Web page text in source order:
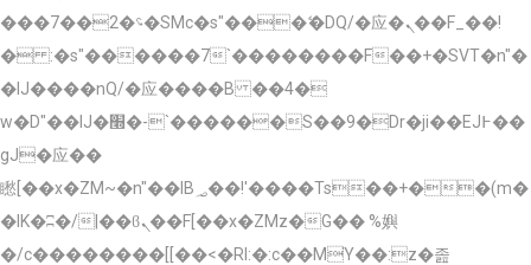
���؝�2��7�SMc�s"���ޭ�DQ/�应�ܢ��F_��!
� :�s"������7`��������F��+�SVT�n"�
�IJ����nQ/�应����B ��4�
w�D"��IJ�׭�-`������S��9�Dr�ji��EJ߅��
gJ�应��
矁[��x�ZM~�n"��IB؃��!'����Тѕ��+��(m�
�IK�ʭ�/|��ϐܢ��F[��x�ZMz�G�� %嬩
�/c��������[[��<�RI:�:c��MΎ��:z�졾